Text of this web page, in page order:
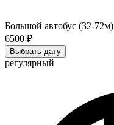
Большой автобус (32-72м)
6500 ₽
Выбрать дату
регулярный